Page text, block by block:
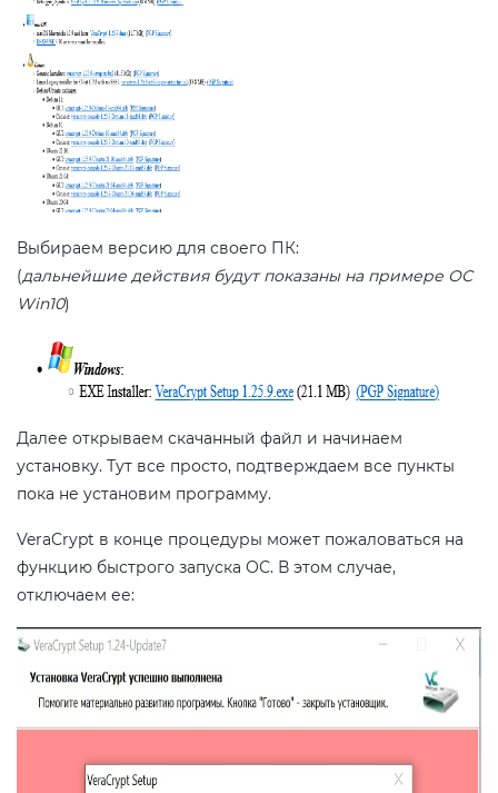
Выбираем версию для своего ПК:
(дальнейшие действия будут показаны на примере ОС
Win10)
Далее открываем скачанный файл и начинаем
установку. Тут все просто, подтверждаем все пункты
пока не установим программу.
VeraCrypt в конце процедуры может пожаловаться на
функцию быстрого запуска ОС. В этом случае,
отключаем ее: